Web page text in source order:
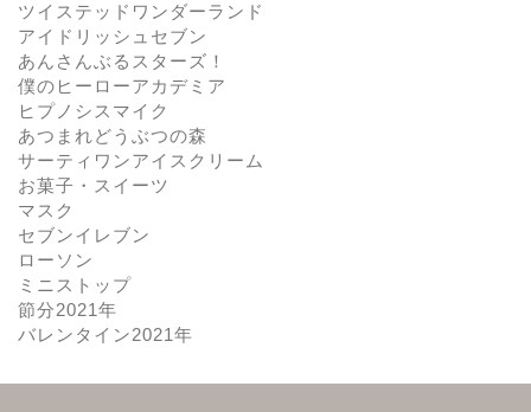
ツイステッドワンダーランド
アイドリッシュセブン
あんさんぶるスターズ！
僕のヒーローアカデミア
ヒプノシスマイク
あつまれどうぶつの森
サーティワンアイスクリーム
お菓子・スイーツ
マスク
セブンイレブン
ローソン
ミニストップ
節分2021年
バレンタイン2021年